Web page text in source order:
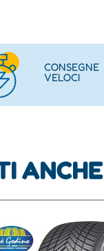
CONSEGNE
VELOCI
ANCHE